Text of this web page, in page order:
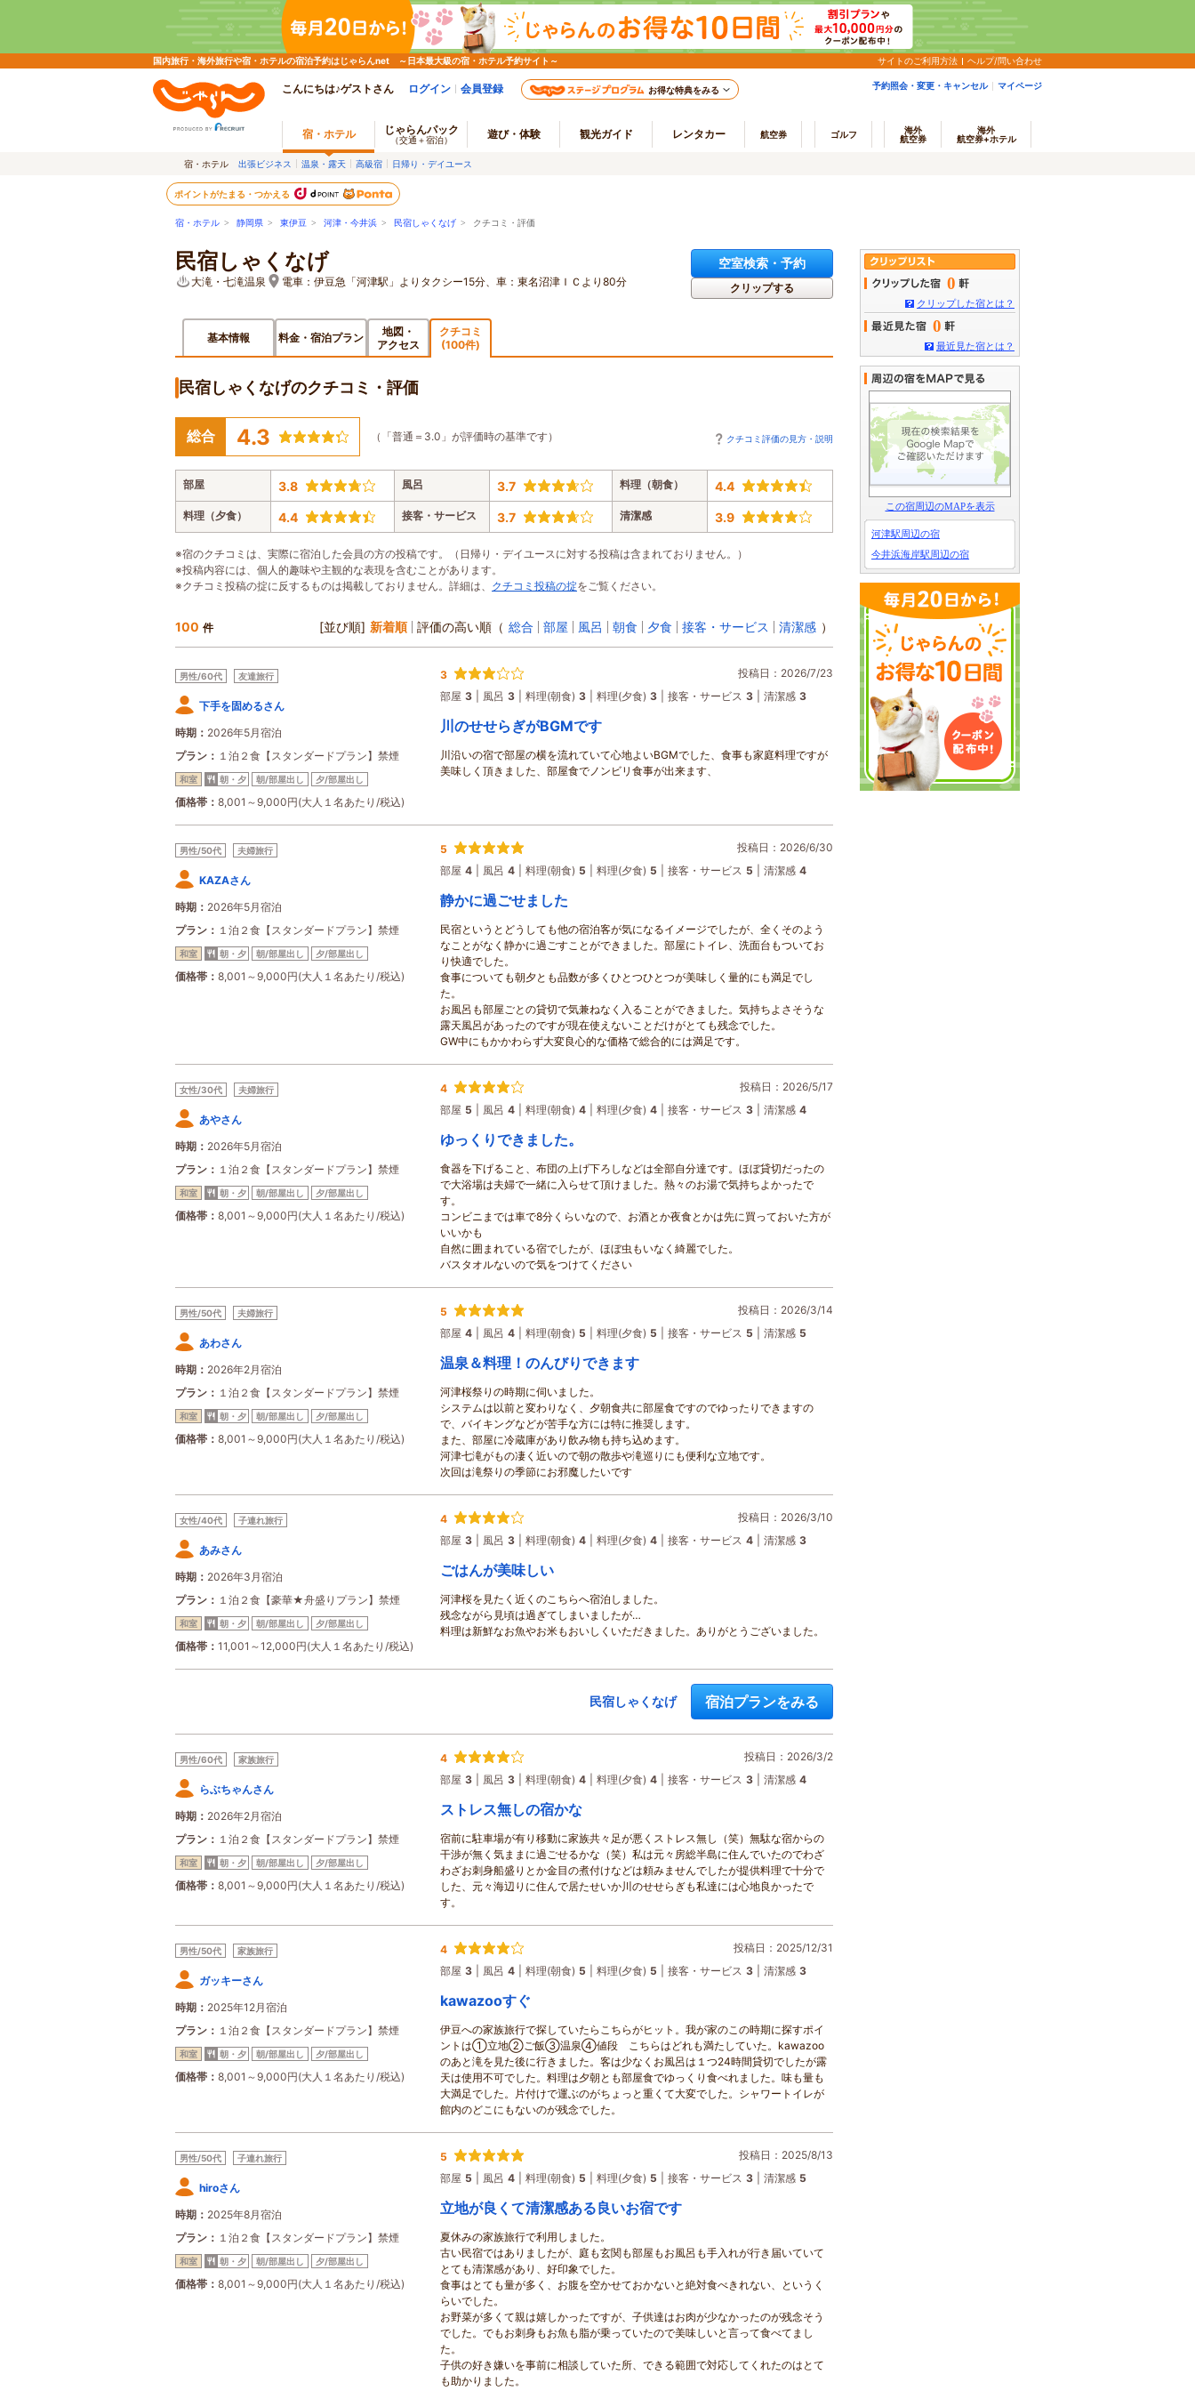
国内旅行・海外旅行や宿・ホテルの宿泊予約はじゃらんnet ～日本最大級の宿・ホテル予約サイト～ サイトのご利用方法 ヘルプ/問い合わせ
こんにちは♪ゲストさん ログイン 会員登録 お得な特典をみる 予約照会・変更・キャンセル マイページ
宿・ホテル じゃらんパック
（交通＋宿泊） 遊び・体験 観光ガイド レンタカー 航空券 ゴルフ
海外
航空券
海外
航空券+ホテル
宿・ホテル 出張ビジネス 温泉・露天 高級宿 日帰り・デイユース
ポイントがたまる・つかえる
宿・ホテル > 静岡県 > 東伊豆 > 河津・今井浜 > 民宿しゃくなげ > クチコミ・評価
民宿しゃくなげ
大滝・七滝温泉 電車：伊豆急「河津駅」よりタクシー15分、車：東名沼津ＩＣより80分
空室検索・予約
クリップする
基本情報 料金・宿泊プラン
地図・
アクセス
クチコミ
(100件)
民宿しゃくなげのクチコミ・評価
総合 4.3 （「普通＝3.0」が評価時の基準です） クチコミ評価の見方・説明
部屋 3.8 風呂 3.7 料理（朝食） 4.4
料理（夕食） 4.4 接客・サービス 3.7 清潔感 3.9
※宿のクチコミは、実際に宿泊した会員の方の投稿です。（日帰り・デイユースに対する投稿は含まれておりません。）
※投稿内容には、個人的趣味や主観的な表現を含むことがあります。
※クチコミ投稿の掟に反するものは掲載しておりません。詳細は、 クチコミ投稿の掟をご覧ください。
100 件 [並び順] 新着順 評価の高い順 （ 総合 部屋 風呂 朝食 夕食 接客・サービス 清潔感 ）
男性/60代 友達旅行
下手を固めるさん
時期
2026年5月宿泊
プラン
１泊２食【スタンダードプラン】禁煙
和室 朝・夕 朝/部屋出し 夕/部屋出し
価格帯 8,001～9,000円(大人１名あたり/税込)
3
投稿日：2026/7/23
部屋 3 風呂 3 料理(朝食) 3 料理(夕食) 3 接客・サービス 3 清潔感 3
川のせせらぎがBGMです
川沿いの宿で部屋の横を流れていて心地よいBGMでした、食事も家庭料理ですが
美味しく頂きました、部屋食でノンビリ食事が出来ます、
男性/50代 夫婦旅行
KAZAさん
時期
2026年5月宿泊
プラン
１泊２食【スタンダードプラン】禁煙
和室 朝・夕 朝/部屋出し 夕/部屋出し
価格帯 8,001～9,000円(大人１名あたり/税込)
5
投稿日：2026/6/30
部屋 4 風呂 4 料理(朝食) 5 料理(夕食) 5 接客・サービス 5 清潔感 4
静かに過ごせました
民宿というとどうしても他の宿泊客が気になるイメージでしたが、全くそのよう
なことがなく静かに過ごすことができました。部屋にトイレ、洗面台もついてお
り快適でした。
食事についても朝夕とも品数が多くひとつひとつが美味しく量的にも満足でし
た。
お風呂も部屋ごとの貸切で気兼ねなく入ることができました。気持ちよさそうな
露天風呂があったのですが現在使えないことだけがとても残念でした。
GW中にもかかわらず大変良心的な価格で総合的には満足です。
女性/30代 夫婦旅行
あやさん
時期
2026年5月宿泊
プラン
１泊２食【スタンダードプラン】禁煙
和室 朝・夕 朝/部屋出し 夕/部屋出し
価格帯 8,001～9,000円(大人１名あたり/税込)
4
投稿日：2026/5/17
部屋 5 風呂 4 料理(朝食) 4 料理(夕食) 4 接客・サービス 3 清潔感 4
ゆっくりできました。
食器を下げること、布団の上げ下ろしなどは全部自分達です。ほぼ貸切だったの
で大浴場は夫婦で一緒に入らせて頂けました。熱々のお湯で気持ちよかったで
す。
コンビニまでは車で8分くらいなので、お酒とか夜食とかは先に買っておいた方が
いいかも
自然に囲まれている宿でしたが、ほぼ虫もいなく綺麗でした。
バスタオルないので気をつけてください
男性/50代 夫婦旅行
あわさん
時期
2026年2月宿泊
プラン
１泊２食【スタンダードプラン】禁煙
和室 朝・夕 朝/部屋出し 夕/部屋出し
価格帯 8,001～9,000円(大人１名あたり/税込)
5
投稿日：2026/3/14
部屋 4 風呂 4 料理(朝食) 5 料理(夕食) 5 接客・サービス 5 清潔感 5
温泉＆料理！のんびりできます
河津桜祭りの時期に伺いました。
システムは以前と変わりなく、夕朝食共に部屋食ですのでゆったりできますの
で、バイキングなどが苦手な方には特に推奨します。
また、部屋に冷蔵庫があり飲み物も持ち込めます。
河津七滝がもの凄く近いので朝の散歩や滝巡りにも便利な立地です。
次回は滝祭りの季節にお邪魔したいです
女性/40代 子連れ旅行
あみさん
時期
2026年3月宿泊
プラン
１泊２食【豪華★舟盛りプラン】禁煙
和室 朝・夕 朝/部屋出し 夕/部屋出し
価格帯 11,001～12,000円(大人１名あたり/税込)
4
投稿日：2026/3/10
部屋 3 風呂 3 料理(朝食) 4 料理(夕食) 4 接客・サービス 4 清潔感 3
ごはんが美味しい
河津桜を見たく近くのこちらへ宿泊しました。
残念ながら見頃は過ぎてしまいましたが…
料理は新鮮なお魚やお米もおいしくいただきました。ありがとうございました。
民宿しゃくなげ 宿泊プランをみる
男性/60代 家族旅行
らぶちゃんさん
時期
2026年2月宿泊
プラン
１泊２食【スタンダードプラン】禁煙
和室 朝・夕 朝/部屋出し 夕/部屋出し
価格帯 8,001～9,000円(大人１名あたり/税込)
4
投稿日：2026/3/2
部屋 3 風呂 3 料理(朝食) 4 料理(夕食) 4 接客・サービス 3 清潔感 4
ストレス無しの宿かな
宿前に駐車場が有り移動に家族共々足が悪くストレス無し（笑）無駄な宿からの
干渉が無く気ままに過ごせるかな（笑）私は元々房総半島に住んでいたのでわざ
わざお刺身船盛りとか金目の煮付けなどは頼みませんでしたが提供料理で十分で
した、元々海辺りに住んで居たせいか川のせせらぎも私達には心地良かったで
す。
男性/50代 家族旅行
ガッキーさん
時期
2025年12月宿泊
プラン
１泊２食【スタンダードプラン】禁煙
和室 朝・夕 朝/部屋出し 夕/部屋出し
価格帯 8,001～9,000円(大人１名あたり/税込)
4
投稿日：2025/12/31
部屋 3 風呂 4 料理(朝食) 5 料理(夕食) 5 接客・サービス 3 清潔感 3
kawazooすぐ
伊豆への家族旅行で探していたらこちらがヒット。我が家のこの時期に探すポイ
ントは①立地②ご飯③温泉④値段 こちらはどれも満たしていた。kawazoo
のあと滝を見た後に行きました。客は少なくお風呂は１つ24時間貸切でしたが露
天は使用不可でした。料理は夕朝とも部屋食でゆっくり食べれました。味も量も
大満足でした。片付けで運ぶのがちょっと重くて大変でした。シャワートイレが
館内のどこにもないのが残念でした。
男性/50代 子連れ旅行
hiroさん
時期
2025年8月宿泊
プラン
１泊２食【スタンダードプラン】禁煙
和室 朝・夕 朝/部屋出し 夕/部屋出し
価格帯 8,001～9,000円(大人１名あたり/税込)
5
投稿日：2025/8/13
部屋 5 風呂 4 料理(朝食) 5 料理(夕食) 5 接客・サービス 3 清潔感 5
立地が良くて清潔感ある良いお宿です
夏休みの家族旅行で利用しました。
古い民宿ではありましたが、庭も玄関も部屋もお風呂も手入れが行き届いていて
とても清潔感があり、好印象でした。
食事はとても量が多く、お腹を空かせておかないと絶対食べきれない、というく
らいでした。
お野菜が多くて親は嬉しかったですが、子供達はお肉が少なかったのが残念そう
でした。でもお刺身もお魚も脂が乗っていたので美味しいと言って食べてまし
た。
子供の好き嫌いを事前に相談していた所、できる範囲で対応してくれたのはとて
も助かりました。
0
クリップした宿とは？
0
最近見た宿とは？
この宿周辺のMAPを表示
河津駅周辺の宿
今井浜海岸駅周辺の宿